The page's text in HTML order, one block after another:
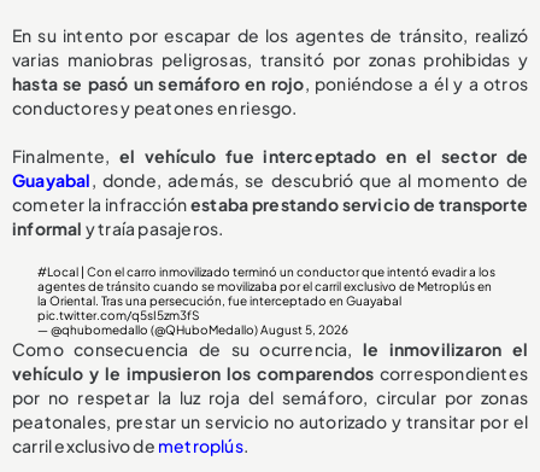
En su intento por escapar de los agentes de tránsito, realizó
varias maniobras peligrosas, transitó por zonas prohibidas y
hasta se pasó un semáforo en rojo, poniéndose a él y a otros
conductores y peatones en riesgo.
Finalmente, el vehículo fue interceptado en el sector de
Guayabal, donde, además, se descubrió que al momento de
cometer la infracciónestaba prestando servicio de transporte
informal y traía pasajeros.
#Local | Con el carro inmovilizado terminó un conductor que intentó evadir a los
agentes de tránsito cuando se movilizaba por el carril exclusivo de Metroplús en
la Oriental. Tras una persecución, fue interceptado en Guayabal
pic.twitter.com/q5sI5zm3fS
— @qhubomedallo (@QHuboMedallo)August 5, 2026
Como consecuencia de su ocurrencia, le inmovilizaron el
vehículo y le impusieron los comparendos correspondientes
por no respetar la luz roja del semáforo, circular por zonas
peatonales, prestar un servicio no autorizado y transitar por el
carril exclusivo de metroplús.